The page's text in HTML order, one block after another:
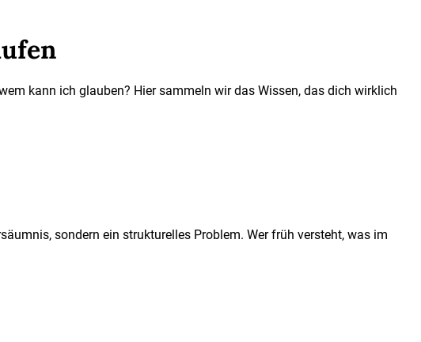
kann ich glauben? Hier sammeln wir das Wissen, das dich wirklich
sondern ein strukturelles Problem. Wer früh versteht, was im